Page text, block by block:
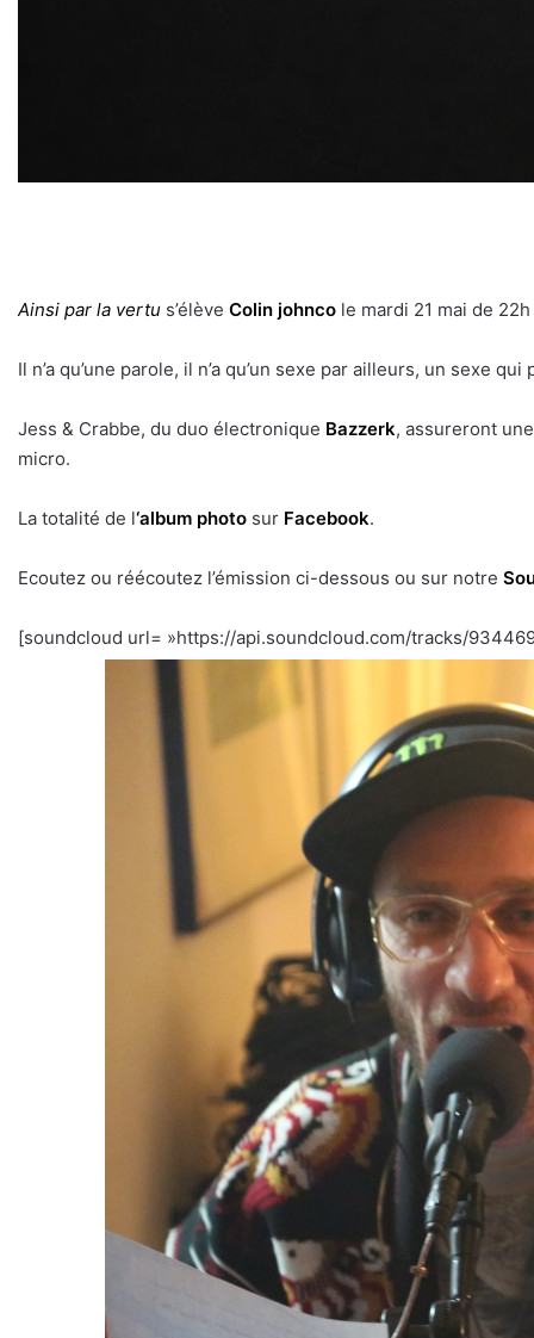
Ainsi par la vertu s’élève Colin johnco le mardi 21 mai de
Il n’a qu’une parole, il n’a qu’un sexe par ailleurs, un sexe qui
Jess & Crabbe, du duo électronique Bazzerk, assureront
micro.
La totalité de l‘album photo sur Facebook.
Ecoutez ou réécoutez l’émission ci-dessous ou sur notre
[soundcloud url= »https://api.soundcloud.com/tracks/